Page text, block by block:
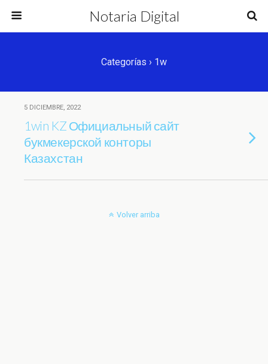
Notaria Digital
Categorías › 1w
5 DICIEMBRE, 2022
1win KZ Официальный сайт
букмекерской конторы
Казахстан
Volver arriba